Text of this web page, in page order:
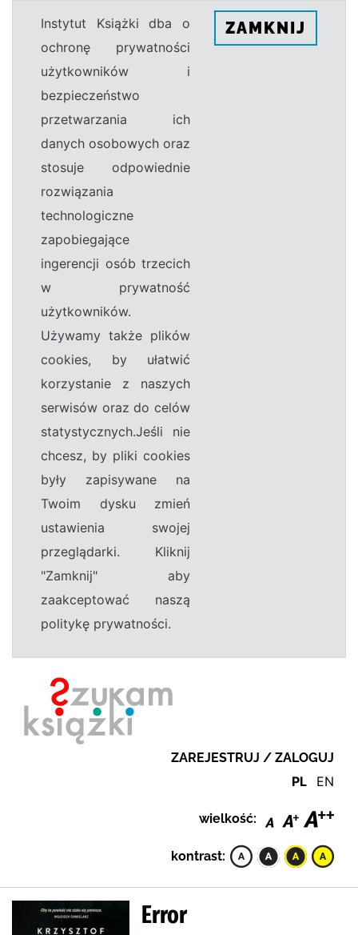
Instytut Książki dba o
ochronę prywatności
użytkowników i
bezpieczeństwo
przetwarzania ich
danych osobowych oraz
stosuje odpowiednie
rozwiązania
technologiczne
zapobiegające
ingerencji osób trzecich
w prywatność
użytkowników.
Używamy także plików
cookies, by ułatwić
korzystanie z naszych
serwisów oraz do celów
statystycznych.Jeśli nie
chcesz, by pliki cookies
były zapisywane na
Twoim dysku zmień
ustawienia swojej
przeglądarki. Kliknij
"Zamknij" aby
zaakceptować naszą
politykę prywatności.
ZAMKNIJ
ZAREJESTRUJ / ZALOGUJ
PL EN
wielkość:
kontrast:
Error